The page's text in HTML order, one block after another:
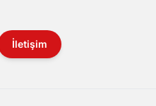
İletişim